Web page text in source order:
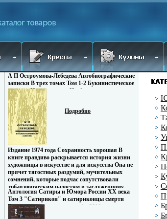
А П Остроумова-Лебедева Автобиографические
записки В трех томах Том 1-2 Букинистическое
издание Издательство: Изобразительное
искусство, 1974 г Твердый переплет, 632 стр
Тираж: 30000 экз Формат: 70x108/32 (~130х165
мм) инфо 3804o.
Подробно
Издание 1974 года Сохранность хорошая В
книге правдиво раскрывается история жизни
художницы в искусстве и для искусства Она не
прячет тягостных раздумий, мучительных
сомнений, которые подчас сопутствовали
твбаоэворческим радостям и заслуженному
успеху Это рассказ о становлении мастерства, о
нелегком, полном исканий творческом пути, о
мужестве и воле, необходимых человеку,
посвятившему свою жизнь служению искусству
Антология Сатиры и Юмора России XX века
Том 3 "Сатирикон" и сатириконцы смерти
Гумилева становится во инфо 3816o.